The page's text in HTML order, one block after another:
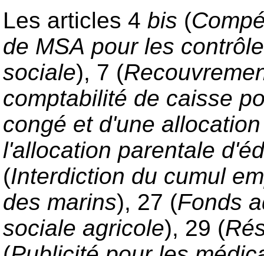
Les articles 4 bis (
de MSA pour les
sociale), 7 (
comptabilité de caisse
congé et d'une
l'allocation parentale
(Interdiction du cumul
des marins), 27 (Fonds
sociale agricole), 29 (